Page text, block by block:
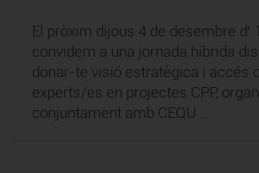
El pròxim dijous 4 de desembre d'
convidem a una jornada híbrida
donar-te visió estratègica i accés
experts/es en projectes CPP,
conjuntament amb CEQU ...